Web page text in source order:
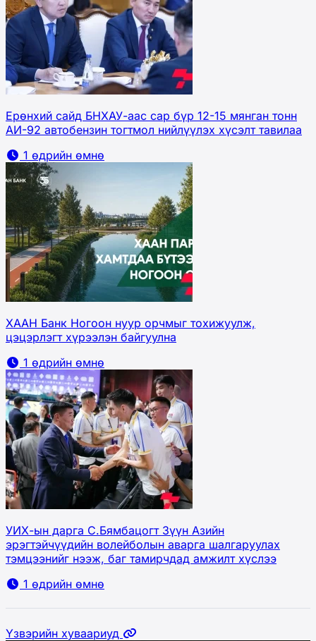
Ерөнхий сайд БНХАУ-аас сар бүр 12-15 мянган тонн
АИ-92 автобензин тогтмол нийлүүлэх хүсэлт тавилаа
1 өдрийн өмнө
ХААН Банк Ногоон нуур орчмыг тохижуулж,
цэцэрлэгт хүрээлэн байгуулна
1 өдрийн өмнө
УИХ-ын дарга С.Бямбацогт Зүүн Азийн
эрэгтэйчүүдийн волейболын аварга шалгаруулах
тэмцээнийг нээж, баг тамирчдад амжилт хүслээ
1 өдрийн өмнө
Үзвэрийн хуваариуд